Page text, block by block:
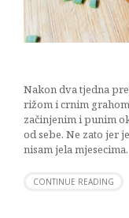
Nakon dva tjedna
rižom i crnim
začinjenim i punim
od sebe. Ne zato jer
nisam jela mjesecima.
CONTINUE READING